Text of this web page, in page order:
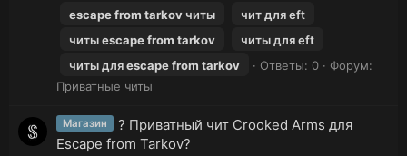
escapefrom tarkovчиты
чит для eft
читыescapefrom tarkov
читы для eft
читы дляescapefrom tarkov Ответы: 0
Форум:
Приватные читы
Магазин
? Приватный чит Crooked Arms для
Escape from Tarkov?